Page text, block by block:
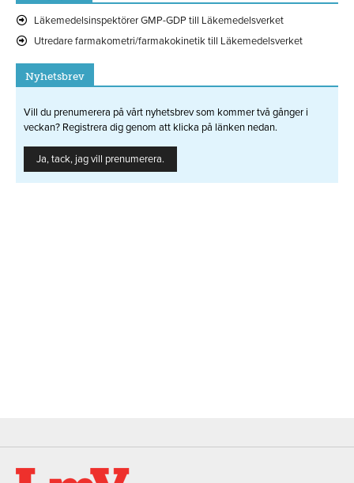
Läkemedelsinspektörer GMP-GDP till Läkemedelsverket
Utredare farmakometri/farmakokinetik till Läkemedelsverket
Nyhetsbrev
Vill du prenumerera på vårt nyhetsbrev som kommer två gånger i
veckan? Registrera dig genom att klicka på länken nedan.
Ja, tack, jag vill prenumerera.